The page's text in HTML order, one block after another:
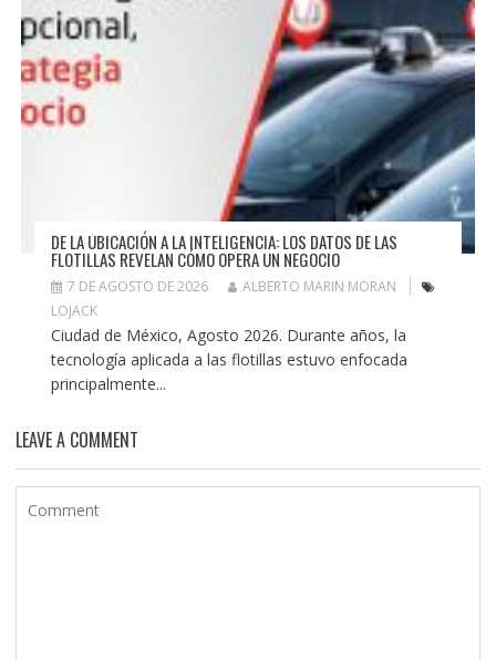
DE LA UBICACIÓN A LA INTELIGENCIA: LOS DATOS DE LAS
FLOTILLAS REVELAN CÓMO OPERA UN NEGOCIO
7 DE AGOSTO DE 2026
ALBERTO MARIN MORAN
LOJACK
Ciudad de México, Agosto 2026. Durante años, la
tecnología aplicada a las flotillas estuvo enfocada
principalmente...
LEAVE A COMMENT